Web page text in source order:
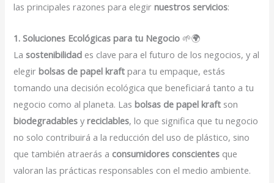
las principales razones para elegirnuestros servicios:
1. Soluciones Ecológicas para tu Negocio 🌱🌍
Lasostenibilidad es clave para el futuro de los negocios, y al
elegirbolsas de papel kraft para tu empaque, estás
tomando una decisión ecológica que beneficiará tanto a tu
negocio como al planeta. Lasbolsas de papel kraft son
biodegradables yreciclables, lo que significa que tu negocio
no solo contribuirá a la reducción del uso de plástico, sino
que también atraerás a consumidores conscientes que
valoran las prácticas responsables con el medio ambiente.